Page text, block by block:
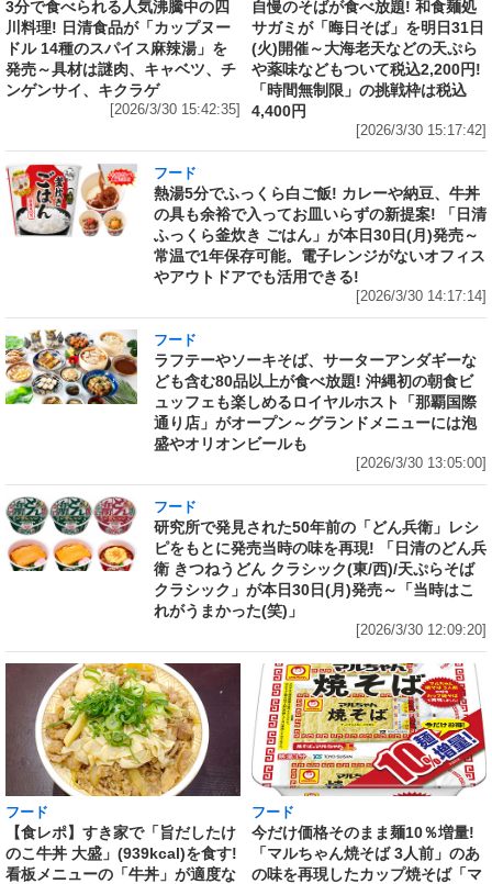
3分で食べられる人気沸騰中の四
川料理! 日清食品が「カップヌー
ドル 14種のスパイス麻辣湯」を
発売～具材は謎肉、キャベツ、チ
ンゲンサイ、キクラゲ
[2026/3/30 15:42:35]
自慢のそばが食べ放題! 和食麺処
サガミが「晦日そば」を明日31日
(火)開催～大海老天などの天ぷら
や薬味などもついて税込2,200円!
「時間無制限」の挑戦枠は税込
4,400円
[2026/3/30 15:17:42]
フード
熱湯5分でふっくら白ご飯! カレーや納豆、牛丼
の具も余裕で入ってお皿いらずの新提案! 「日清
ふっくら釜炊き ごはん」が本日30日(月)発売～
常温で1年保存可能。電子レンジがないオフィス
やアウトドアでも活用できる!
[2026/3/30 14:17:14]
フード
ラフテーやソーキそば、サーターアンダギーな
ども含む80品以上が食べ放題! 沖縄初の朝食ビ
ュッフェも楽しめるロイヤルホスト「那覇国際
通り店」がオープン～グランドメニューには泡
盛やオリオンビールも
[2026/3/30 13:05:00]
フード
研究所で発見された50年前の「どん兵衛」レシ
ピをもとに発売当時の味を再現! 「日清のどん兵
衛 きつねうどん クラシック(東/西)/天ぷらそば
クラシック」が本日30日(月)発売～「当時はこ
れがうまかった(笑)」
[2026/3/30 12:09:20]
フード
【食レポ】すき家で「旨だしたけ
のこ牛丼 大盛」(939kcal)を食す!
看板メニューの「牛丼」が適度な
フード
今だけ価格そのまま麺10％増量!
「マルちゃん焼そば 3人前」のあ
の味を再現したカップ焼そば「マ